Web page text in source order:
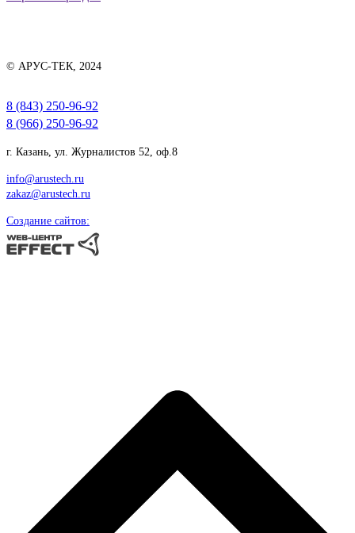
© АРУС-ТЕК, 2024
8 (843) 250-96-92
8 (966) 250-96-92
г. Казань, ул. Журналистов 52, оф.8
info@arustech.ru
zakaz@arustech.ru
Создание сайтов: